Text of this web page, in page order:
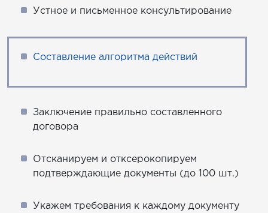
Устное и письменное консультирование
Составление алгоритма действий
Заключение правильно составленного
договора
Отсканируем и отксерокопируем
подтверждающие документы (до 100 шт.)
Укажем требования к каждому документу